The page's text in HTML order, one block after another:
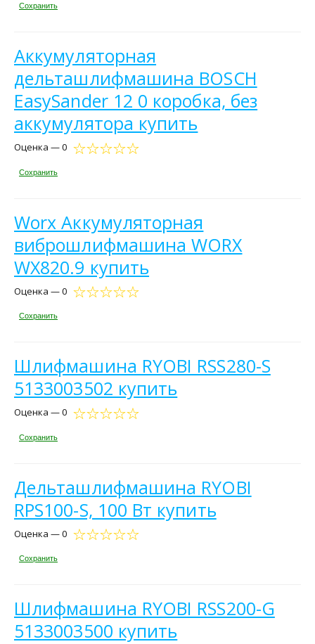
Сохранить
Аккумуляторная
дельташлифмашина BOSCH
EasySander 12 0 коробка, без
аккумулятора купить
Оценка — 0
Сохранить
Worx Аккумуляторная
виброшлифмашина WORX
WX820.9 купить
Оценка — 0
Сохранить
Шлифмашина RYOBI RSS280-S
5133003502 купить
Оценка — 0
Сохранить
Дельташлифмашина RYOBI
RPS100-S, 100 Вт купить
Оценка — 0
Сохранить
Шлифмашина RYOBI RSS200-G
5133003500 купить